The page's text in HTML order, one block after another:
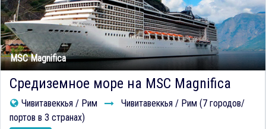
MSC Magnifica
Средиземное море на MSC Magnifica
Чивитавеккья / Рим
Чивитавеккья / Рим (7 городов/
портов в 3 странах)